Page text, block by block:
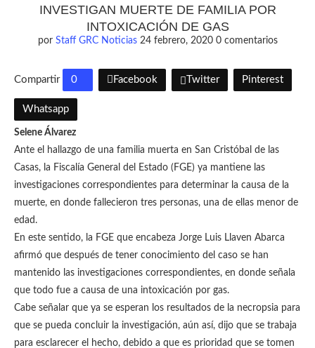
INVESTIGAN MUERTE DE FAMILIA POR
INTOXICACIÓN DE GAS
por Staff GRC Noticias 24 febrero, 2020 0 comentarios
Compartir 0 Facebook Twitter Pinterest
Whatsapp
Selene Álvarez
Ante el hallazgo de una familia muerta en San Cristóbal de las
Casas, la Fiscalía General del Estado (FGE) ya mantiene las
investigaciones correspondientes para determinar la causa de la
muerte, en donde fallecieron tres personas, una de ellas menor de
edad.
En este sentido, la FGE que encabeza Jorge Luis Llaven Abarca
afirmó que después de tener conocimiento del caso se han
mantenido las investigaciones correspondientes, en donde señala
que todo fue a causa de una intoxicación por gas.
Cabe señalar que ya se esperan los resultados de la necropsia para
que se pueda concluir la investigación, aún así, dijo que se trabaja
para esclarecer el hecho, debido a que es prioridad que se tomen